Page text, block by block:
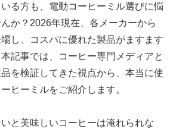
る方も、電動コーヒーミル選びに悩
か？2026年現在、各メーカーから
し、コスパに優れた製品がますます
記事では、コーヒー専門メディアと
を検証してきた視点から、本当に使
ヒーミルをご紹介します。
いと美味しいコーヒーは淹れられな